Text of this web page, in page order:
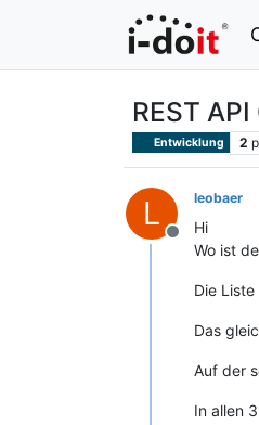
REST
Entwicklung 2
L
Offline
leobaer
Hi
Wo ist
Die
Das
Auf der
In allen